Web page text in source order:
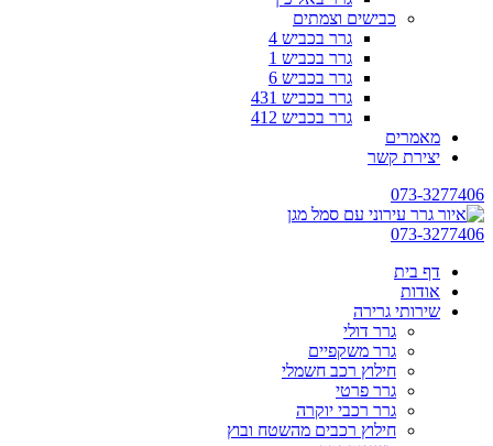
כבישים וצמתים
גרר בכביש 4
גרר בכביש 1
גרר בכביש 6
גרר בכביש 431
גרר בכביש 412
מאמרים
יצירת קשר
073-3277406
073-3277406
דף בית
אודות
שירותי גרירה
גרר דולי
גרר משקפיים
חילוץ רכב חשמלי
גרר פרטי
גרר רכבי יוקרה
חילוץ רכבים מהשטח ובוץ